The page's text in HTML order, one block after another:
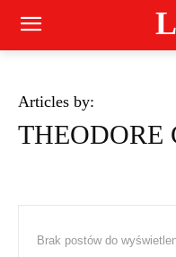
Articles by:
THEODORE
Brak postów do